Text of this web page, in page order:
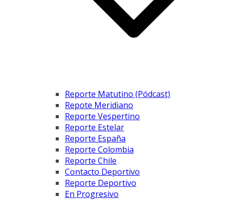
Reporte Matutino (Pódcast)
Repote Meridiano
Reporte Vespertino
Reporte Estelar
Reporte España
Reporte Colombia
Reporte Chile
Contacto Deportivo
Reporte Deportivo
En Progresivo